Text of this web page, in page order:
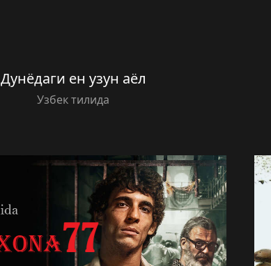
Дунёдаги ен узун аёл
Узбек тилида